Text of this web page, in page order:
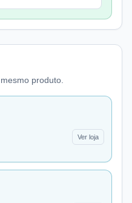
produto.
Ver loja